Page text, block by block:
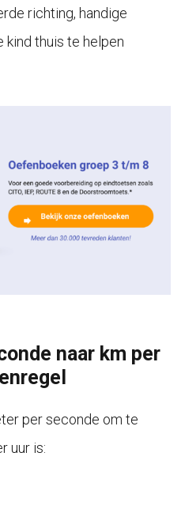
richting, handige
thuis te helpen
naar km per
per seconde om te
uur is: